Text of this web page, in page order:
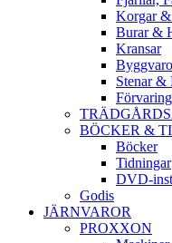
Korgar
Burar &
Kransar
Stenar &
BÖCKER &
Böcker
Tidningar
DVD-
Godis
JÄRNVAROR
PROXXON